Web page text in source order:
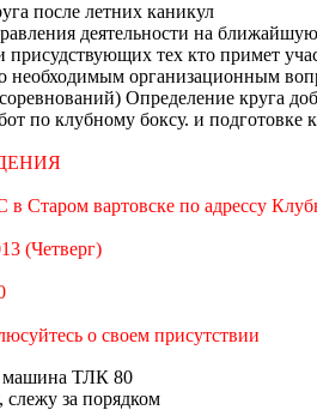
после летних каникул
деятельности на
присудствующих тех кто примет
необходимым организационным
Определение круга
по клубному боксу. и подготовке
вартовске по адрессу
(Четверг)
о своем присутствии
ТЛК 80
за порядком